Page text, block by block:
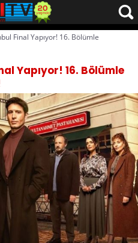
Final Yapıyor! 16. Bölümle
Yapıyor! 16. Bölümle